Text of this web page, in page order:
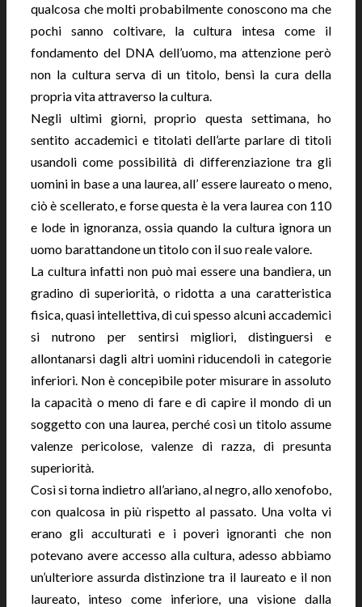
qualcosa che molti probabilmente conoscono ma che
pochi sanno coltivare, la cultura intesa come il
fondamento del DNA dell’uomo, ma attenzione però
non la cultura serva di un titolo, bensì la cura della
propria vita attraverso la cultura.
Negli ultimi giorni, proprio questa settimana, ho
sentito accademici e titolati dell’arte parlare di titoli
usandoli come possibilità di differenziazione tra gli
uomini in base a una laurea, all’ essere laureato o meno,
ciò è scellerato, e forse questa è la vera laurea con 110
e lode in ignoranza, ossia quando la cultura ignora un
uomo barattandone un titolo con il suo reale valore.
La cultura infatti non può mai essere una bandiera, un
gradino di superiorità, o ridotta a una caratteristica
fisica, quasi intellettiva, di cui spesso alcuni accademici
si nutrono per sentirsi migliori, distinguersi e
allontanarsi dagli altri uomini riducendoli in categorie
inferiori. Non è concepibile poter misurare in assoluto
la capacità o meno di fare e di capire il mondo di un
soggetto con una laurea, perché così un titolo assume
valenze pericolose, valenze di razza, di presunta
superiorità.
Così si torna indietro all’ariano, al negro, allo xenofobo,
con qualcosa in più rispetto al passato. Una volta vi
erano gli acculturati e i poveri ignoranti che non
potevano avere accesso alla cultura, adesso abbiamo
un’ulteriore assurda distinzione tra il laureato e il non
laureato, inteso come inferiore, una visione dalla